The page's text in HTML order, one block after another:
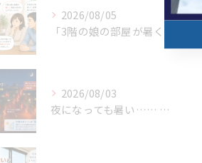
2026/08/05
2026/08/03
夜になっても暑い…… その熱帯夜 本当の正体をご存知ですか？